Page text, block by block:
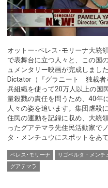
オットー･ペレス･モリーナ大統
で表舞台に立つ人々と、この国
ュメンタリー映画が完成しまし
Dictator（『グラニート 独裁者
兵組織を使って20万人以上の国
量殺戮の責任を問うため、40年
人々の姿を追います。集団虐殺
住民の運動を記録に収め、大統
ったグアテマラ先住民活動家で
タ・メンチュウにスポットをあ
ペレス･モリーナ リゴベルタ・メンチ
グアテマラ